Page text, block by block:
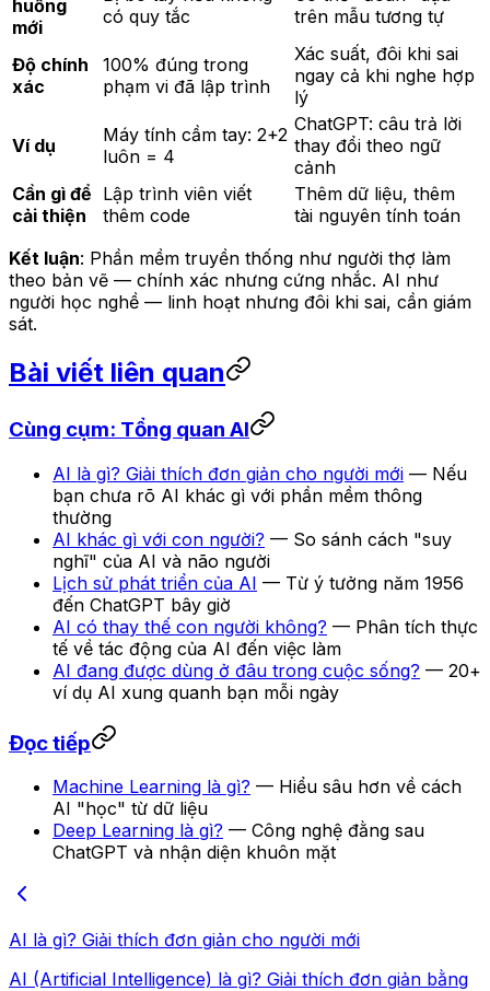
huống
mới
có quy tắc
trên mẫu tương tự
Độ chính
xác
100% đúng trong
phạm vi đã lập trình
Xác suất, đôi khi sai
ngay cả khi nghe hợp
lý
Ví dụ
Máy tính cầm tay: 2+2
luôn = 4
ChatGPT: câu trả lời
thay đổi theo ngữ
cảnh
Cần gì để
cải thiện
Lập trình viên viết
thêm code
Thêm dữ liệu, thêm
tài nguyên tính toán
Kết luận: Phần mềm truyền thống như người thợ làm
theo bản vẽ — chính xác nhưng cứng nhắc. AI như
người học nghề — linh hoạt nhưng đôi khi sai, cần giám
sát.
Bài viết liên quan
Cùng cụm: Tổng quan AI
AI là gì? Giải thích đơn giản cho người mới — Nếu
bạn chưa rõ AI khác gì với phần mềm thông
thường
AI khác gì với con người? — So sánh cách "suy
nghĩ" của AI và não người
Lịch sử phát triển của AI — Từ ý tưởng năm 1956
đến ChatGPT bây giờ
AI có thay thế con người không? — Phân tích thực
tế về tác động của AI đến việc làm
AI đang được dùng ở đâu trong cuộc sống? — 20+
ví dụ AI xung quanh bạn mỗi ngày
Đọc tiếp
Machine Learning là gì? — Hiểu sâu hơn về cách
AI "học" từ dữ liệu
Deep Learning là gì? — Công nghệ đằng sau
ChatGPT và nhận diện khuôn mặt
AI là gì? Giải thích đơn giản cho người mới
AI (Artificial Intelligence) là gì? Giải thích đơn giản bằng